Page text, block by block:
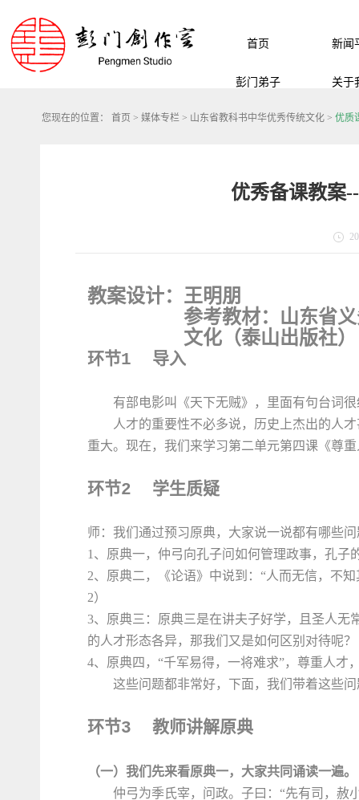
首页 新闻
彭门弟子 关于
您现在的位置： 首页 > 媒体专栏 > 山东省教科书中华优秀传统文化 > 优质
优秀备课教案
教案设计：王明朋
参考教材： 山东省
文化（泰山出版社）
环节1 导入
有部电影叫《天下无贼》，里面有句台词
人才的重要性不必多说，历史上杰出的人
重大。现在，我们来学习第二单元第四课《尊
环节2 学生质疑
师：我们通过预习原典，大家说一说都有哪些
1、 原典一， 仲弓向孔子问如何管理政事，孔子
2、 原典二，《论语》中说到：“人而无信，不
2）
3、原典三：原典三是在讲夫子好学，且圣人无
的人才形态各异，那我们又是如何区别对待呢
4、原典四， “千军易得，一将难求”，尊重人才
这些问题都非常好，下面，我们带着这些
环节3 教师讲解原典
（一）我们先来看原典一，大家共同诵读一遍。
仲弓为季氏宰，问政。子曰：“先有司，赦